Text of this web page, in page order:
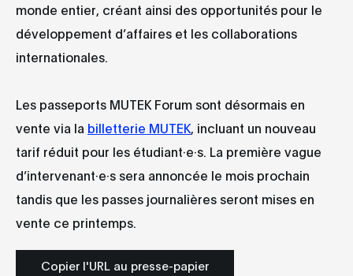
monde entier, créant ainsi des opportunités pour le
développement d’affaires et les collaborations
internationales.
Les passeports MUTEK Forum sont désormais en
vente via la billetterie MUTEK , incluant un nouveau
tarif réduit pour les étudiant·e·s. La première vague
d’intervenant·e·s sera annoncée le mois prochain
tandis que les passes journalières seront mises en
vente ce printemps.
Copier l'URL au presse-papier